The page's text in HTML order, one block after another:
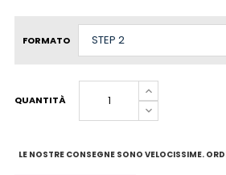
FORMATO
QUANTITÀ
LE NOSTRE CONSEGNE SONO VELOCISSIME.